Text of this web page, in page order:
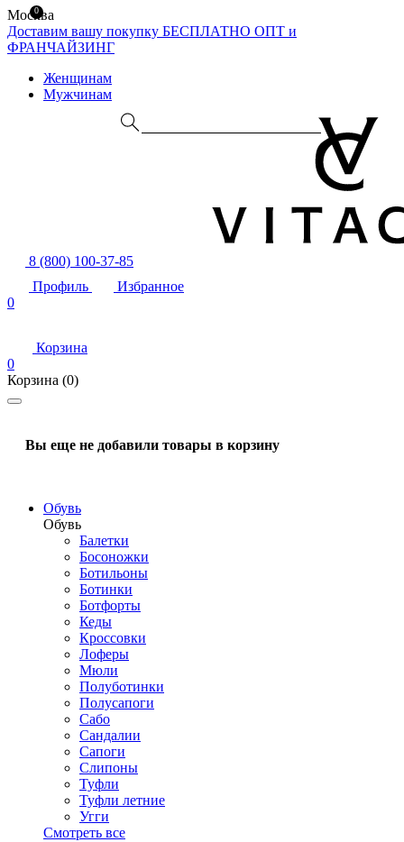
Москва
Доставим вашу покупку БЕСПЛАТНО ОПТ и
ФРАНЧАЙЗИНГ
Женщинам
Мужчинам
8 (800) 100-37-85
Профиль
Избранное
0
Корзина
0
Корзина (0)
Вы еще не добавили товары в корзину
Обувь
Обувь
Балетки
Босоножки
Ботильоны
Ботинки
Ботфорты
Кеды
Кроссовки
Лоферы
Мюли
Полуботинки
Полусапоги
Сабо
Сандалии
Сапоги
Слипоны
Туфли
Туфли летние
Угги
Смотреть все
0